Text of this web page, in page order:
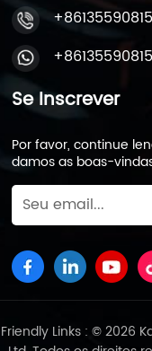
Se Inscrever
Por favor, continue
damos as boas-
Friendly Links : © 2026